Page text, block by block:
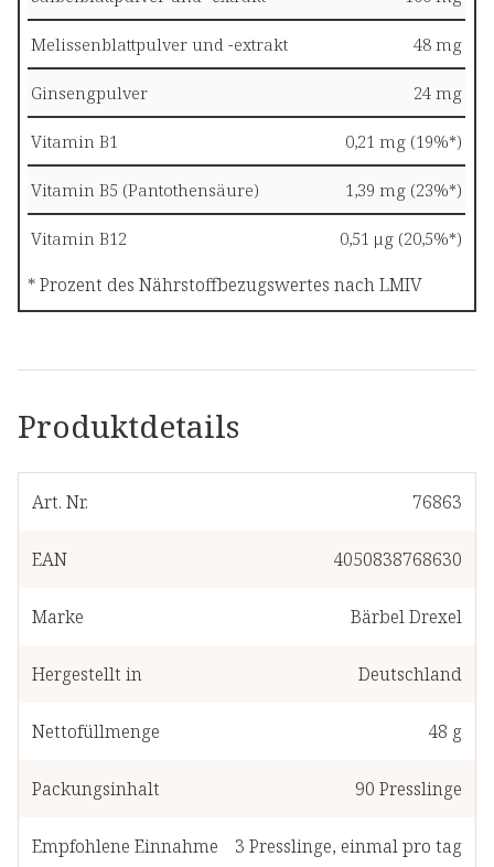
Produktdetails
Art. Nr. 76863
EAN 4050838768630
Marke Bärbel Drexel
Hergestellt in Deutschland
Nettofüllmenge 48 g
Packungsinhalt 90 Presslinge
Empfohlene Einnahme 3 Presslinge, einmal pro tag
Melissenblattpulver und -extrakt 48 mg
Ginsengpulver 24 mg
Vitamin B1 0,21 mg (19%*)
Vitamin B5 (Pantothensäure) 1,39 mg (23%*)
Vitamin B12 0,51 μg (20,5%*)
* Prozent des Nährstoffbezugswertes nach LMIV